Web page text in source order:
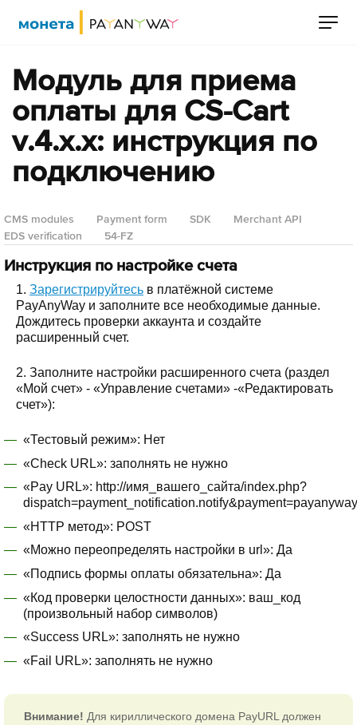
Модуль для приема
оплаты для CS-Cart
v.4.x.x: инструкция по
подключению
CMS modules Payment form SDK
Merchant API
EDS verification
54-FZ
Инструкция по настройке счета
1. Зарегистрируйтесь в платёжной системе
PayAnyWay и заполните все необходимые данные.
Дождитесь проверки аккаунта и создайте
расширенный счет.
2. Заполните настройки расширенного счета (раздел
«Мой счет» - «Управление счетами» -«Редактировать
счет»):
«Тестовый режим»: Нет
«Check URL»: заполнять не нужно
«Pay URL»: http://имя_вашего_сайта/index.php?
dispatch=payment_notification.notify&payment=payanyway
«HTTP метод»: POST
«Можно переопределять настройки в url»: Да
«Подпись формы оплаты обязательна»: Да
«Код проверки целостности данных»: ваш_код
(произвольный набор символов)
«Success URL»: заполнять не нужно
«Fail URL»: заполнять не нужно
Внимание! Для кириллического домена PayURL должен